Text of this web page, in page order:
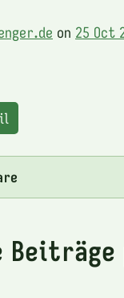
on 25 Oct
Beiträge